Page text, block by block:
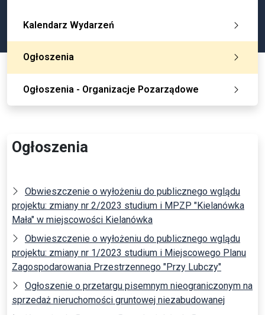
Kalendarz Wydarzeń
Ogłoszenia
Ogłoszenia - Organizacje Pozarządowe
Ogłoszenia
Obwieszczenie o wyłożeniu do publicznego wglądu
projektu: zmiany nr 2/2023 studium i MPZP "Kielanówka
Mała" w miejscowości Kielanówka
Obwieszczenie o wyłożeniu do publicznego wglądu
projektu: zmiany nr 1/2023 studium i Miejscowego Planu
Zagospodarowania Przestrzennego "Przy Lubczy"
Ogłoszenie o przetargu pisemnym nieograniczonym na
sprzedaż nieruchomości gruntowej niezabudowanej